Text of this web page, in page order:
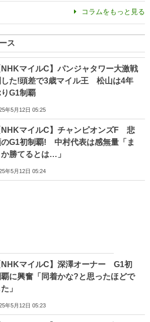
コラムをもっと見る
ス
NHKマイルC】パンジャタワー大激戦
した!頭差で3歳マイル王 松山は4年
G1制覇
年5月12日 05:25
NHKマイルC】チャンピオンズF 悲
のG1初制覇! 中村代表は感無量「ま
か勝てるとは…」
年5月12日 05:24
NHKマイルC】深澤オーナー G1初
に興奮「同着かな?と思ったほどで
」
年5月12日 05:23